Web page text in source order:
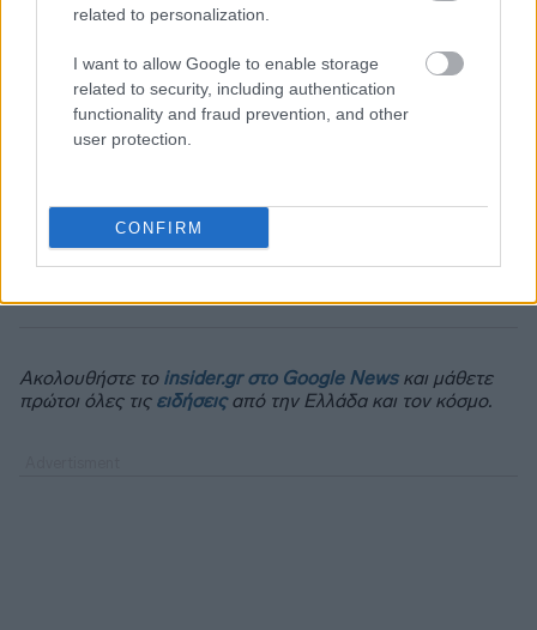
related to personalization.
I want to allow Google to enable storage
related to security, including authentication
functionality and fraud prevention, and other
user protection.
CONFIRM
Ακολουθήστε το insider.gr στο Google Newsκαι μάθετε
πρώτοι όλες τις ειδήσειςαπό την Ελλάδα και τον κόσμο.